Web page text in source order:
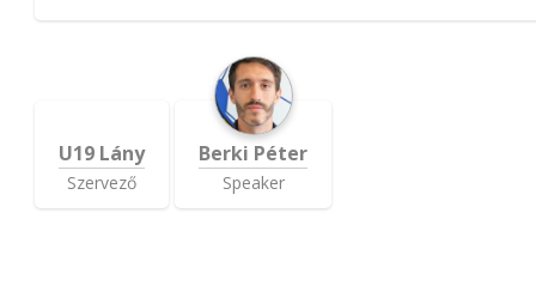
U19 Lány
Szervező
Berki Péter
Speaker